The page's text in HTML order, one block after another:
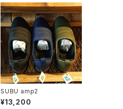
SUBU amp2
¥13,200